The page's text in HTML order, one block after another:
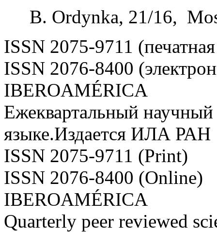
B. Ordynka, 21/16,
ISSN 2075-9711
ISSN 2076-8400
IBEROAMÉRICA
Ежеквартальный
языке.Издается ИЛА РАН
ISSN 2075-9711 (Print)
ISSN 2076-8400 (Online)
IBEROAMÉRICA
Quarterly peer reviewed